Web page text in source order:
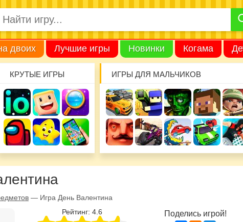
двоих Лучшие игры Новинки Когама
КРУТЫЕ ИГРЫ ИГРЫ ДЛЯ МАЛЬЧИКОВ
— Игра День Валентина
Рейтинг: 4.6 Поделись игрой!